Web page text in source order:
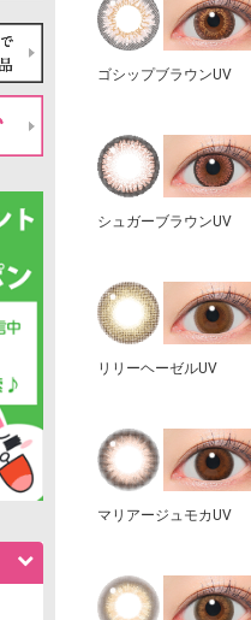
ゴシップブラウンUV
シュガーブラウンUV
リリーヘーゼルUV
マリアージュモカUV